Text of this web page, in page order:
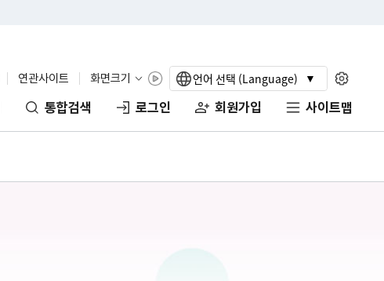
연관사이트 화면크기
언어 선택 (Language)
통합검색 로그인 회원가입 사이트맵